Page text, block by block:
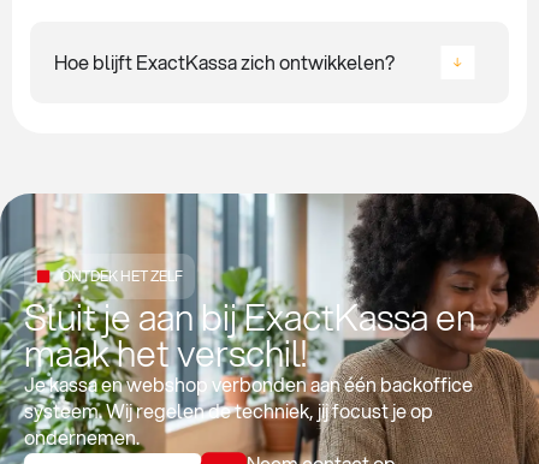
Hoe blijft ExactKassa zich ontwikkelen?
ONTDEK HET ZELF
Sluit je aan bij ExactKassa en
maak het verschil!
Je kassa en webshop verbonden aan één backoffice
systeem. Wij regelen de techniek, jij focust je op
ondernemen.